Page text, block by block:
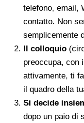
telefono, email,
contatto. Non
semplicemente
Il colloquio
preoccupa, con
attivamente, ti
il quadro della
Si decide
dopo un paio di